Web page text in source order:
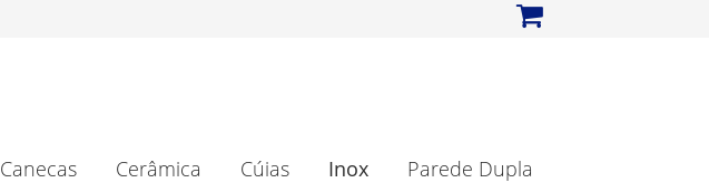
Canecas Cerâmica Cúias Inox
Parede Dupla